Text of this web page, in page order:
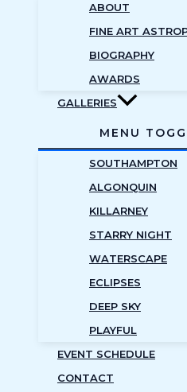
ABOUT
FINE ART
BIOGRAPHY
AWARDS
GALLERIES
MENU
SOUTHAMPTON
ALGONQUIN
KILLARNEY
STARRY NIGHT
WATERSCAPE
ECLIPSES
DEEP SKY
PLAYFUL
EVENT SCHEDULE
CONTACT